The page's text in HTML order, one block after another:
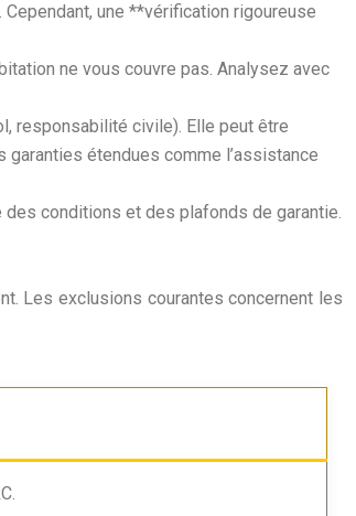
une **vérification rigoureuse
ne vous couvre pas. Analysez avec
responsabilité civile). Elle peut être
étendues comme l’assistance
des conditions et des plafonds de garantie.
Les exclusions courantes concernent les